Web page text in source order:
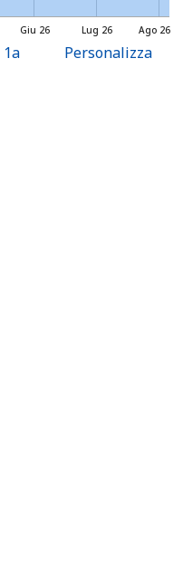
Lug 26
Giu 26 Ago 26
1a Personalizza